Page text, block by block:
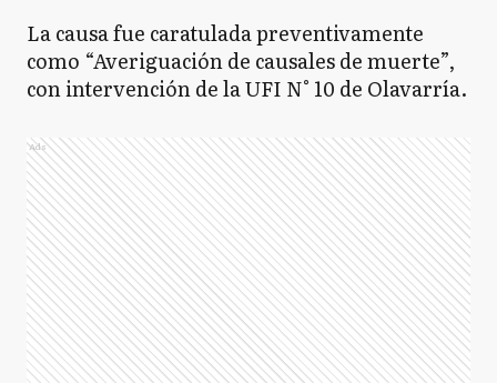
La causa fue caratulada preventivamente
como “Averiguación de causales de muerte”,
con intervención de la UFI N° 10 de Olavarría.
Ads